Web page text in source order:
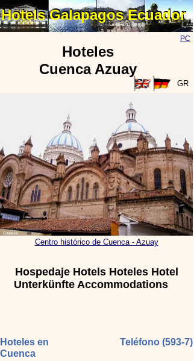
Hoteles
Cuenca Azuay
Hotels Galapagos Ecuador
Hotels Galapagos Ecuador
Hospedaje Hotels Hoteles Hotel
Unterkünfte Accommodations
Hoteles en
Cuenca
Teléfono (593-7)
Centro histórico de Cuenca - Azuay
PC
GR